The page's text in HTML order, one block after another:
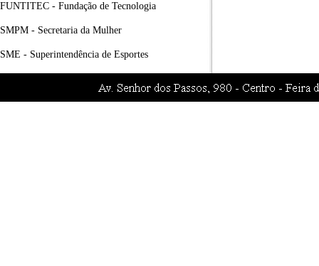
FUNTITEC - Fundação de Tecnologia
SMPM - Secretaria da Mulher
SME - Superintendência de Esportes